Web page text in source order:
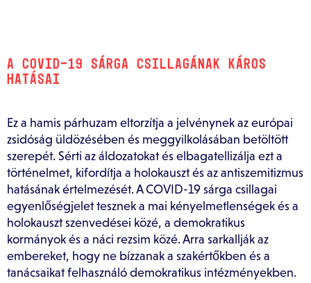
A COVID-19 SÁRGA CSILLAGÁNAK KÁROS
HATÁSAI
Ez a hamis párhuzam eltorzítja a jelvénynek az európai
zsidóság üldözésében és meggyilkolásában betöltött
szerepét. Sérti az áldozatokat és elbagatellizálja ezt a
történelmet, kifordítja a holokauszt és az antiszemitizmus
hatásának értelmezését. A COVID-19 sárga csillagai
egyenlőségjelet tesznek a mai kényelmetlenségek és a
holokauszt szenvedései közé, a demokratikus
kormányok és a náci rezsim közé. Arra sarkallják az
embereket, hogy ne bízzanak a szakértőkben és a
tanácsaikat felhasználó demokratikus intézményekben.